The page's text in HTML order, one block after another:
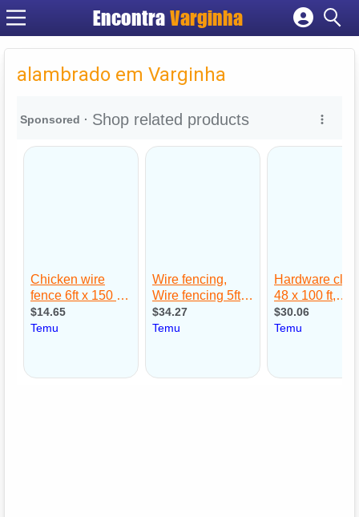
EncontraVarginha
Cadastrar empresa
Criar conta
alambrado em Varginha